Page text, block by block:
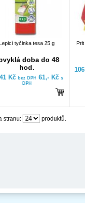
tyčinka tesa 25 g
doba do 48
hod.
Kč bez DPH 61,- Kč s
DPH
stranu: produktů.